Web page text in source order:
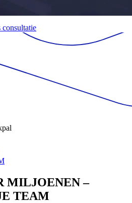
MILJOENEN –
TEAM